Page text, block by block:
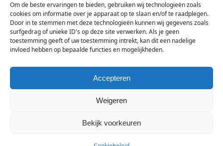
Om de beste ervaringen te bieden, gebruiken wij technologieën zoals
cookies om informatie over je apparaat op te slaan en/of te raadplegen.
Door in te stemmen met deze technologieën kunnen wij gegevens zoals
surfgedrag of unieke ID's op deze site verwerken. Als je geen
toestemming geeft of uw toestemming intrekt, kan dit een nadelige
invloed hebben op bepaalde functies en mogelijkheden.
Accepteren
Weigeren
Bekijk voorkeuren
Vul
hier
je
e-
mailadres
in
Sign Up